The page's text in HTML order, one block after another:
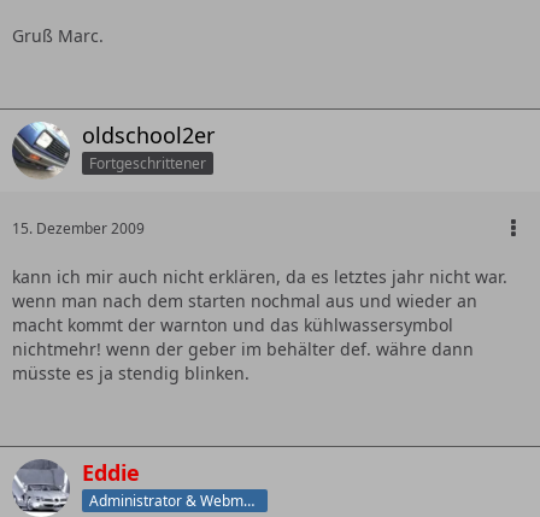
Gruß Marc.
oldschool2er
Fortgeschrittener
15. Dezember 2009
kann ich mir auch nicht erklären, da es letztes jahr nicht war.
wenn man nach dem starten nochmal aus und wieder an
macht kommt der warnton und das kühlwassersymbol
nichtmehr! wenn der geber im behälter def. währe dann
müsste es ja stendig blinken.
Eddie
Administrator & Webmaster